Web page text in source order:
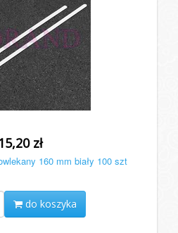
zł
160 mm biały 100 szt
do koszyka